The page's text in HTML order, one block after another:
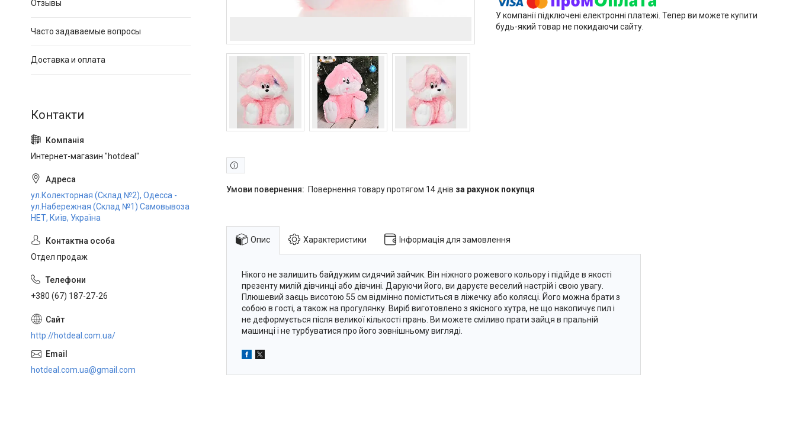
У компанії підключені електронні платежі. Тепер ви можете купити
будь-який товар не покидаючи сайту.
повернення товару протягом 14 днів за рахунок покупця
Опис Характеристики Інформація для замовлення
Нікого не залишить байдужим сидячий зайчик. Він ніжного рожевого кольору і підійде в якості
презенту милій дівчинці або дівчині. Даруючи його, ви даруєте веселий настрій і свою увагу.
Плюшевий заєць висотою 55 см відмінно поміститься в ліжечку або колясці. Його можна брати з
собою в гості, а також на прогулянку. Виріб виготовлено з якісного хутра, не що накопичує пил і
не деформується після великої кількості прань. Ви можете сміливо прати зайця в пральній
машинці і не турбуватися про його зовнішньому вигляді.
Отзывы
Часто задаваемые вопросы
Доставка и оплата
Интернет-магазин "hotdeal"
ул.Колекторная (Склад №2), Одесса -
ул.Набережная (Склад №1) Самовывоза
НЕТ, Київ, Україна
Отдел продаж
+380 (67) 187-27-26
http://hotdeal.com.ua/
hotdeal.com.ua@gmail.com